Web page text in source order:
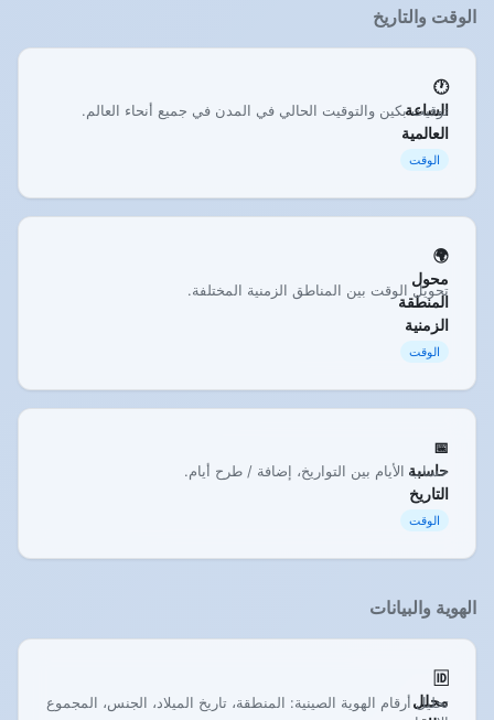
الوقت والتاريخ
🕐
الساعة
العالمية
توقيت بكين والتوقيت الحالي في المدن في جميع أنحاء العالم.
الوقت
🌍
محول
المنطقة
الزمنية
تحويل الوقت بين المناطق الزمنية المختلفة.
الوقت
📅
حاسبة
التاريخ
حساب الأيام بين التواريخ، إضافة / طرح أيام.
الوقت
الهوية والبيانات
🆔
محلل
تحليل أرقام الهوية الصينية: المنطقة، تاريخ الميلاد، الجنس، المجموع